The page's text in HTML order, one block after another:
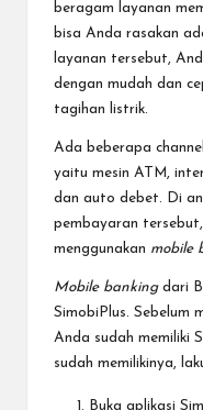
beragam layanan
bisa Anda rasakan
layanan tersebut,
dengan mudah dan
tagihan listrik.
Ada beberapa
yaitu mesin ATM,
dan auto debet. Di
pembayaran
menggunakan mobile
Mobile banking dari
SimobiPlus. Sebelum
Anda sudah memiliki
sudah memilikinya,
Buka aplikasi